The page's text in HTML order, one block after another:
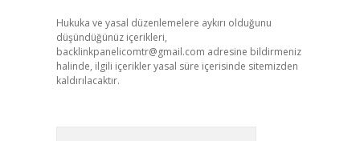
Hukuka ve yasal düzenlemelere aykırı olduğunu
düşündüğünüz içerikleri,
backlinkpanelicomtr@gmail.com adresine bildirmeniz
halinde, ilgili içerikler yasal süre içerisinde sitemizden
kaldırılacaktır.